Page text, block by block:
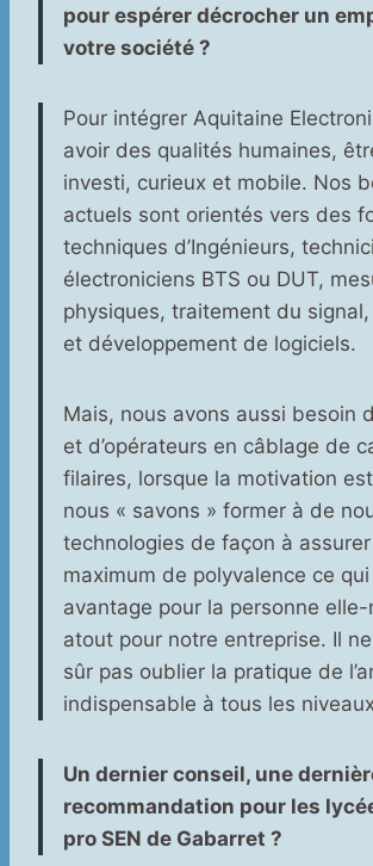
pour espérer décrocher un
votre société ?
Pour intégrer Aquitaine
avoir des qualités humaines,
investi, curieux et mobile. Nos
actuels sont orientés vers des
techniques d’Ingénieurs,
électroniciens BTS ou DUT,
physiques, traitement du
et développement de logiciels.
Mais, nous avons aussi besoin
et d’opérateurs en câblage de
filaires, lorsque la motivation
nous « savons » former à de
technologies de façon à
maximum de polyvalence ce
avantage pour la personne
atout pour notre entreprise. Il
sûr pas oublier la pratique de
indispensable à tous les
Un dernier conseil, une
recommandation pour les
pro SEN de Gabarret ?